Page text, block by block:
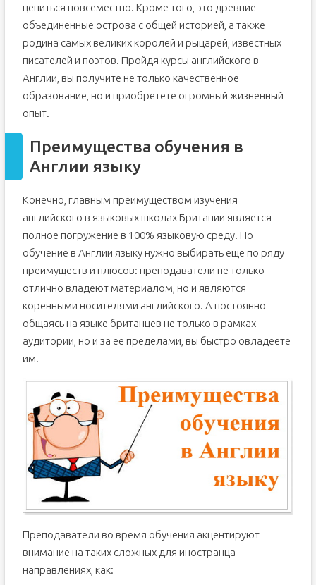
цениться повсеместно. Кроме того, это древние
объединенные острова с общей историей, а также
родина самых великих королей и рыцарей, известных
писателей и поэтов. Пройдя курсы английского в
Англии, вы получите не только качественное
образование, но и приобретете огромный жизненный
опыт.
Преимущества обучения в
Англии языку
Конечно, главным преимуществом изучения
английского в языковых школах Британии является
полное погружение в 100% языковую среду. Но
обучение в Англии языку нужно выбирать еще по ряду
преимуществ и плюсов: преподаватели не только
отлично владеют материалом, но и являются
коренными носителями английского. А постоянно
общаясь на языке британцев не только в рамках
аудитории, но и за ее пределами, вы быстро овладеете
им.
Преподаватели во время обучения акцентируют
внимание на таких сложных для иностранца
направлениях, как: